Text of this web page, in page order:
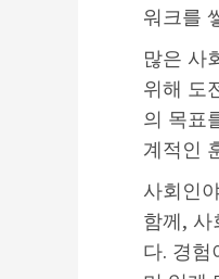
워크를
많은 사
위해 도
의 목표
계적인
사회인
함께,
다. 경